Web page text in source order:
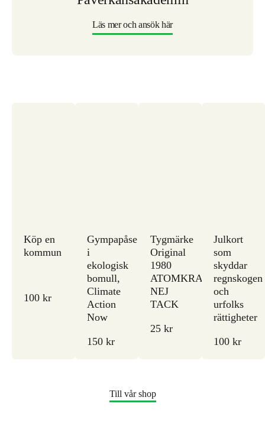
Läs mer och ansök här
Köp en
kommun
100 kr
Gympapåse
i
ekologisk
bomull,
Climate
Action
Now
150 kr
Tygmärke
Original
1980
ATOMKRAFT?
NEJ
TACK
25 kr
Julkort
som
skyddar
regnskogen
och
urfolks
rättigheter
100 kr
Till vår shop